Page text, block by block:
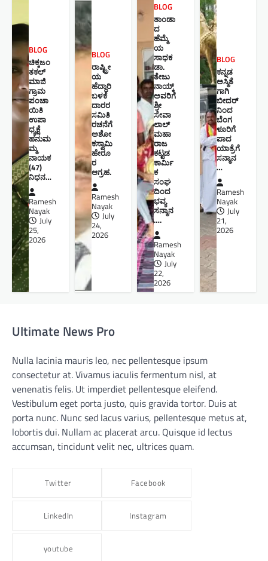
BLOG
ಚಿಕ್ಕಜಂ
ತಕಲ್
ಮಾಜಿ
ಗ್ರಾಮ
ಪಂಚಾ
ಯಿತಿ
ಉಪಾ
ಧ್ಯಕ್ಷೆ
ಹನುಮ
ಮ್ಮ
ನಾಯಕ
(47)
ನಿಧನ…
Ramesh
Nayak
July
25,
2026
BLOG
ರಾಷ್ಟ್ರೀ
ಯ
ಹೆದ್ದಾರಿ
ಬಳಕೆ
ದಾರರ
ಸಮಿತಿ
ರಚನೆಗೆ
ಅಶೋ
ಕಸ್ವಾಮಿ
ಹೇರೂ
ರ
ಆಗ್ರಹ.
Ramesh
Nayak
July
24,
2026
BLOG
ತಾಂಡಾ
ದ
ಹೆಮ್ಮೆ
ಯ
ಸಾಧಕ
ಡಾ.
ತೇಜು
ನಾಯ್ಕ್
ಅವರಿಗೆ
ಶ್ರೀ
ಸೇವಾ
ಲಾಲ್
ಮಹಾ
ರಾಜ
ಕಟ್ಟಡ
ಕಾರ್ಮಿ
ಕ
ಸಂಘ
ದಿಂದ
ಭವ್ಯ
ಸನ್ಮಾನ
….
Ramesh
Nayak
July
22,
2026
BLOG
ಕನ್ನಡ
ಅಸ್ಮಿತೆ
ಗಾಗಿ
ಬೀದರ್
ನಿಂದ
ಬೆಂಗ
ಳೂರಿಗೆ
ಪಾದ
ಯಾತ್ರೆಗೆ
ಸನ್ಮಾನ
…
Ramesh
Nayak
July
21,
2026
Ultimate News Pro
Nulla lacinia mauris leo, nec pellentesque ipsum
consectetur at. Vivamus iaculis fermentum nisl, at
venenatis felis. Ut imperdiet pellentesque eleifend.
Vestibulum eget porta justo, quis gravida tortor. Duis at
porta nunc. Nunc sed lacus varius, pellentesque metus at,
lobortis dui. Nullam ac placerat arcu. Quisque id lectus
accumsan, tincidunt velit nec, ultrices quam.
Twitter Facebook
LinkedIn Instagram
youtube